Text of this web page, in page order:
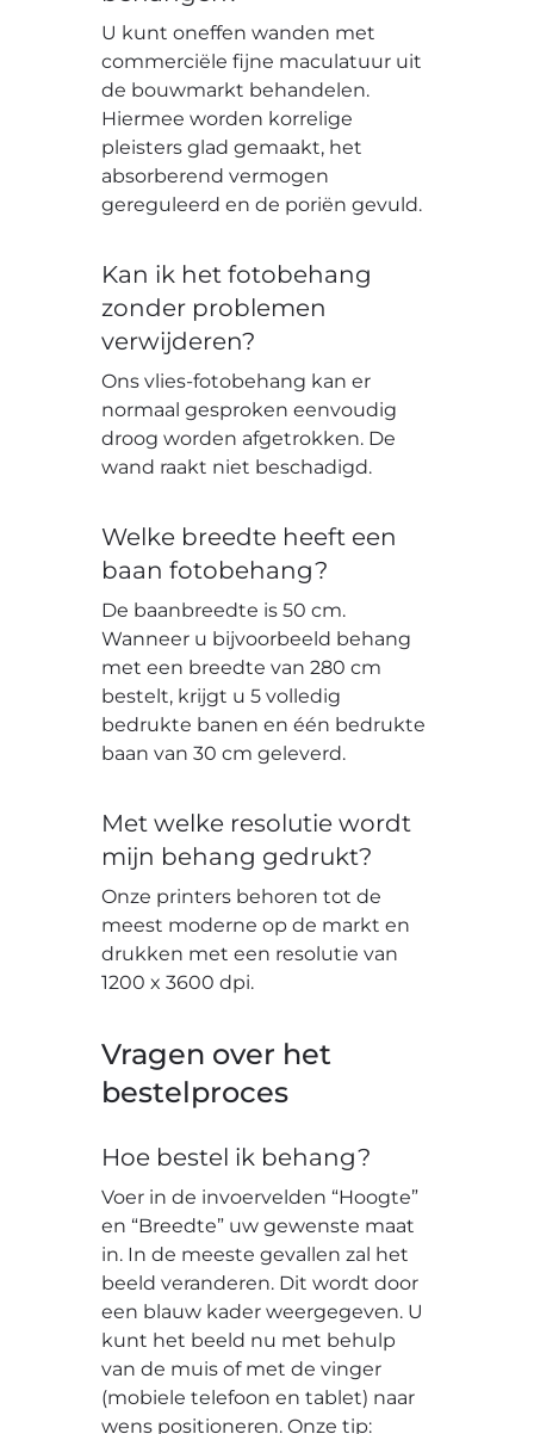
U kunt oneffen wanden met
commerciële fijne maculatuur uit
de bouwmarkt behandelen.
Hiermee worden korrelige
pleisters glad gemaakt, het
absorberend vermogen
gereguleerd en de poriën gevuld.
Kan ik het fotobehang
zonder problemen
verwijderen?
Ons vlies-fotobehang kan er
normaal gesproken eenvoudig
droog worden afgetrokken. De
wand raakt niet beschadigd.
Welke breedte heeft een
baan fotobehang?
De baanbreedte is 50 cm.
Wanneer u bijvoorbeeld behang
met een breedte van 280 cm
bestelt, krijgt u 5 volledig
bedrukte banen en één bedrukte
baan van 30 cm geleverd.
Met welke resolutie wordt
mijn behang gedrukt?
Onze printers behoren tot de
meest moderne op de markt en
drukken met een resolutie van
1200 x 3600 dpi.
Vragen over het
bestelproces
Hoe bestel ik behang?
Voer in de invoervelden “Hoogte”
en “Breedte” uw gewenste maat
in. In de meeste gevallen zal het
beeld veranderen. Dit wordt door
een blauw kader weergegeven. U
kunt het beeld nu met behulp
van de muis of met de vinger
(mobiele telefoon en tablet) naar
wens positioneren. Onze tip: